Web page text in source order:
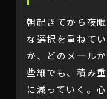
朝起きてから夜
な選択を重ねて
か、どのメール
些細でも、積み
に減っていく。